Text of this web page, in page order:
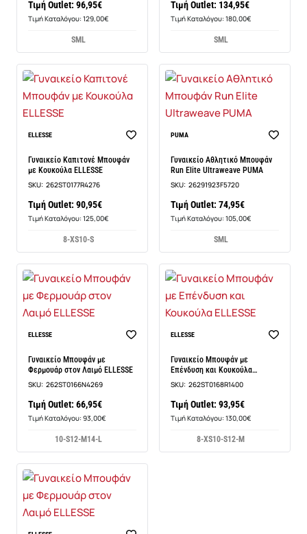
Τιμή Outlet: 96,95€
Τιμή Καταλόγου: 129,00€
SM L
Τιμή Outlet: 134,95€
Τιμή Καταλόγου: 180,00€
SM L
Νέο
ELLESSE
Γυναικείο Καπιτονέ Μπουφάν
με Κουκούλα ELLESSE
SKU: 262ST0177R4276
Τιμή Outlet: 90,95€
Τιμή Καταλόγου: 125,00€
8-XS10-S
Νέο
PUMA
Γυναικείο Αθλητικό Μπουφάν
Run Elite Ultraweave PUMA
SKU: 26291923F5720
Τιμή Outlet: 74,95€
Τιμή Καταλόγου: 105,00€
SM L
Νέο
ELLESSE
Γυναικείο Μπουφάν με
Φερμουάρ στον Λαιμό ELLESSE
SKU: 262ST0166N4269
Τιμή Outlet: 66,95€
Τιμή Καταλόγου: 93,00€
10-S12-M 14-L
Νέο
ELLESSE
Γυναικείο Μπουφάν με
Επένδυση και Κουκούλα
ELLESSE
SKU: 262ST0168R1400
Τιμή Outlet: 93,95€
Τιμή Καταλόγου: 130,00€
8-XS10-S12-M